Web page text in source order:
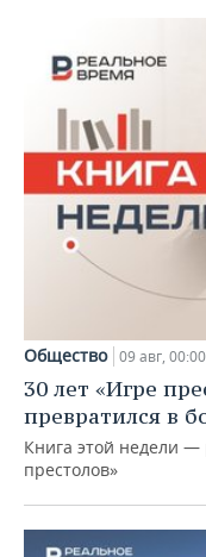
Общество 09 авг, 00:00
30 лет «Игре
превратился в
Книга этой недели
престолов»